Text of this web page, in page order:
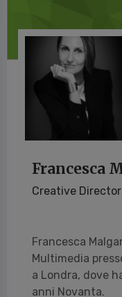
Francesca
Creative
Francesca
Multimedia
a Londra, dove
anni Novanta.